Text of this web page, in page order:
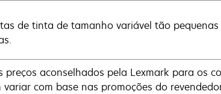
de tinta de tamanho variável tão
aconselhados pela Lexmark para os
com base nas promoções do